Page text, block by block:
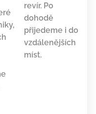
revír. Po
dohodě
přijedeme i do
vzdálenějších
míst.